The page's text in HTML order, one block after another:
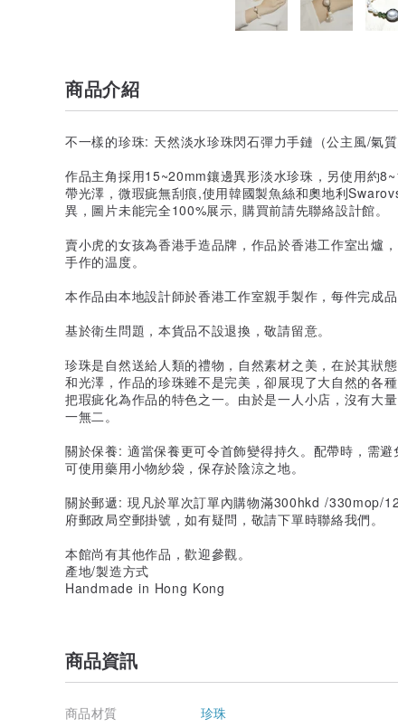
商品介紹
不一樣的珍珠: 天然淡水珍珠閃石彈力手鏈（公主風/氣
作品主角採用15~20mm鑲邊異形淡水珍珠，另使用約
帶光澤，微瑕疵無刮痕,使用韓國製魚絲和奧地利
異，圖片未能完全100%展示, 購買前請先聯絡設計館。
賣小虎的女孩為香港手造品牌，作品於香港工作室出爐
手作的温度。
本作品由本地設計師於香港工作室親手製作，每件完成品
基於衛生問題，本貨品不設退換，敬請留意。
珍珠是自然送給人類的禮物，自然素材之美，在於其狀
和光澤，作品的珍珠雖不是完美，卻展現了大自然的各
把瑕疵化為作品的特色之一。由於是一人小店，沒有大
一無二。
關於保養: 適當保養更可令首飾變得持久。配帶時，需
可使用藥用小物紗袋，保存於陰涼之地。
關於郵遞: 現凡於單次訂單內購物滿300hkd /330mop/
府郵政局空郵掛號，如有疑問，敬請下單時聯絡我們。
本館尚有其他作品，歡迎參觀。
產地/製造方式
Handmade in Hong Kong
商品資訊
商品材質
珍珠